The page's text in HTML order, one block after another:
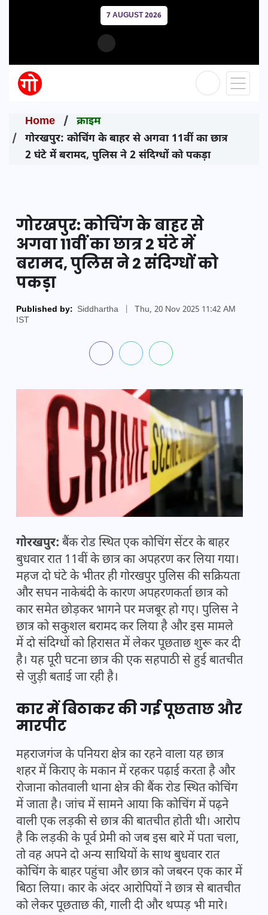
7 AUGUST 2026
Home
क्राइम
गोरखपुर: कोचिंग के बाहर से अगवा 11वीं का छात्र
2 घंटे में बरामद, पुलिस ने 2 संदिग्धों को पकड़ा
गोरखपुर: कोचिंग के बाहर से
अगवा 11वीं का छात्र 2 घंटे में
बरामद, पुलिस ने 2 संदिग्धों को
पकड़ा
Published by: Siddhartha
Thu, 20 Nov 2025 11:42 AM
IST
गोरखपुर: बैंक रोड स्थित एक कोचिंग सेंटर के बाहर
बुधवार रात 11वीं के छात्र का अपहरण कर लिया गया।
महज दो घंटे के भीतर ही गोरखपुर पुलिस की सक्रियता
और सघन नाकेबंदी के कारण अपहरणकर्ता छात्र को
कार समेत छोड़कर भागने पर मजबूर हो गए। पुलिस ने
छात्र को सकुशल बरामद कर लिया है और इस मामले
में दो संदिग्धों को हिरासत में लेकर पूछताछ शुरू कर दी
है। यह पूरी घटना छात्र की एक सहपाठी से हुई बातचीत
से जुड़ी बताई जा रही है।
कार में बिठाकर की गई पूछताछ और
मारपीट
महराजगंज के पनियरा क्षेत्र का रहने वाला यह छात्र
शहर में किराए के मकान में रहकर पढ़ाई करता है और
रोजाना कोतवाली थाना क्षेत्र की बैंक रोड स्थित कोचिंग
में जाता है। जांच में सामने आया कि कोचिंग में पढ़ने
वाली एक लड़की से छात्र की बातचीत होती थी। आरोप
है कि लड़की के पूर्व प्रेमी को जब इस बारे में पता चला,
तो वह अपने दो अन्य साथियों के साथ बुधवार रात
कोचिंग के बाहर पहुंचा और छात्र को जबरन एक कार में
बिठा लिया। कार के अंदर आरोपियों ने छात्र से बातचीत
को लेकर पूछताछ की, गाली दी और थप्पड़ भी मारे।